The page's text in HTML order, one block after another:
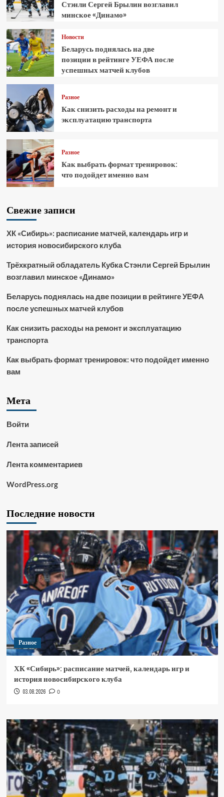
Стэнли Сергей Брылин возглавил
минское «Динамо»
Новости
Беларусь поднялась на две
позиции в рейтинге УЕФА после
успешных матчей клубов
Разное
Как снизить расходы на ремонт и
эксплуатацию транспорта
Разное
Как выбрать формат тренировок:
что подойдет именно вам
Свежие записи
ХК «Сибирь»: расписание матчей, календарь игр и
история новосибирского клуба
Трёхкратный обладатель Кубка Стэнли Сергей Брылин
возглавил минское «Динамо»
Беларусь поднялась на две позиции в рейтинге УЕФА
после успешных матчей клубов
Как снизить расходы на ремонт и эксплуатацию
транспорта
Как выбрать формат тренировок: что подойдет именно
вам
Мета
Войти
Лента записей
Лента комментариев
WordPress.org
Последние новости
Разное
ХК «Сибирь»: расписание матчей, календарь игр и
история новосибирского клуба
03.08.2026 0